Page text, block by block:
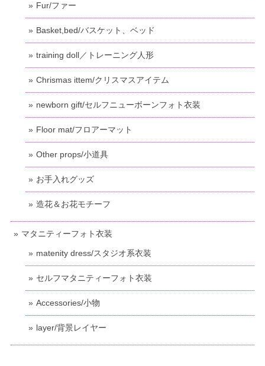
Fur/ファー
Basket,bed/バスケット、ベッド
training doll／トレーニング人形
Chrismas ittem/クリスマスアイテム
newborn gift/セルフニューボーンフォト衣装
Floor mat/フロアーマット
Other props/小道具
お手入れグッズ
造花＆お花モチーフ
マタニティーフォト衣装
matenity dress/スタジオ系衣装
セルフマタニティーフォト衣装
Accessories/小物
layer/背景レイヤー